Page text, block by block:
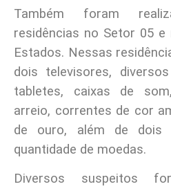
Também foram
residências no Setor 05
Estados. Nessas
dois televisores,
tabletes, caixas de
arreio, correntes de cor
de ouro, além de dois
quantidade de moedas.
Diversos suspeitos